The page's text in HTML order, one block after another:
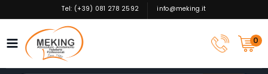
to
Tel: (+39) 081 278 2592 info@meking.it
0